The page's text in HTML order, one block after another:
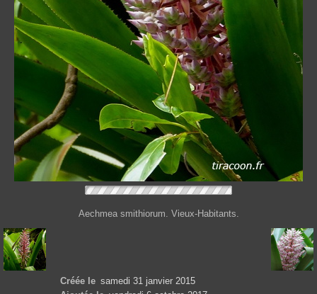
Aechmea smithiorum. Vieux-Habitants.
Créée le samedi 31 janvier 2015